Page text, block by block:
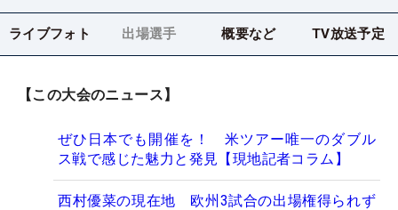
ライブフォト 出場選手 概要など TV放送予定
【この大会のニュース】
ぜひ日本でも開催を！ 米ツアー唯一のダブル
ス戦で感じた魅力と発見【現地記者コラム】
西村優菜の現在地 欧州3試合の出場権得られず